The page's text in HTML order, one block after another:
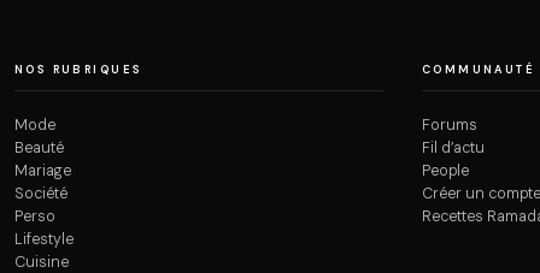
NOS RUBRIQUES
Mode
Beauté
Mariage
Société
Perso
Lifestyle
Cuisine
COMMUNAUTÉ
Forums
Fil d’actu
People
Créer un compte
Recettes